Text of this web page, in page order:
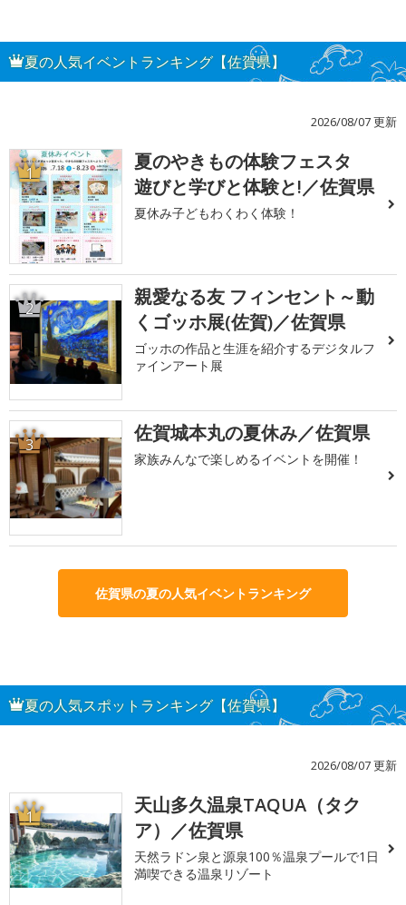
夏の人気イベントランキング【佐賀県】
2026/08/07 更新
1
夏のやきもの体験フェスタ
遊びと学びと体験と!／佐賀県
夏休み子どもわくわく体験！
2
親愛なる友 フィンセント～動
くゴッホ展(佐賀)／佐賀県
ゴッホの作品と生涯を紹介するデジタルフ
ァインアート展
3 佐賀城本丸の夏休み／佐賀県
家族みんなで楽しめるイベントを開催！
佐賀県の夏の人気イベントランキング
夏の人気スポットランキング【佐賀県】
2026/08/07 更新
1
天山多久温泉TAQUA（タク
ア）／佐賀県
天然ラドン泉と源泉100％温泉プールで1日
満喫できる温泉リゾート